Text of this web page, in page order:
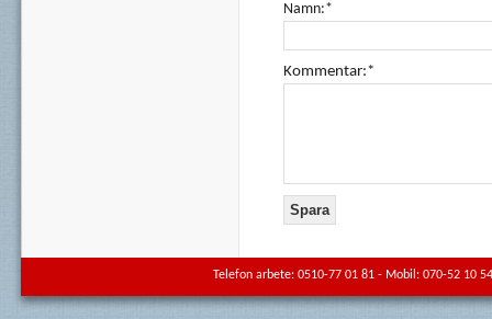
Namn:*
Kommentar:*
Telefon arbete: 0510-77 01 81 - Mobil: 070-52 10